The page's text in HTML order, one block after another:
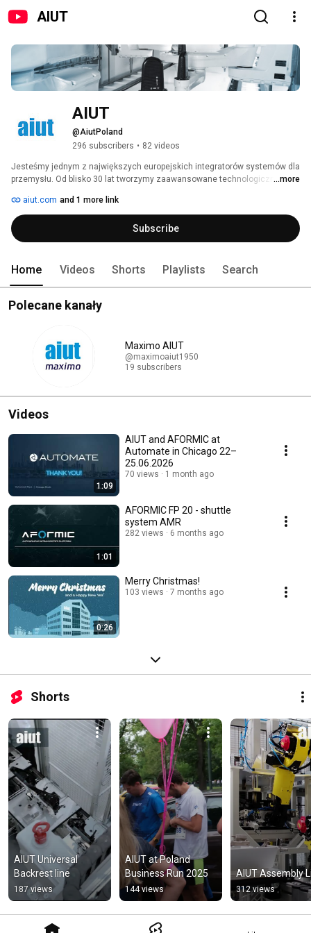
AIUT
AIUT
@AiutPoland
296 subscribers • 82 videos
Jesteśmy jednym z największych europejskich integratorów systemów dla
przemysłu. Od blisko 30 lat tworzymy zaawansowane technologicznie
Nasze inteligentne systemy – zorientowane na doskonalenie i
optymalizację procesów – pracują na sukces firm na całym świecie,
naszych klientów i partnerów.
...more
aiut.com and 1 more link
Subscribe
Home Videos Shorts Playlists Search
Polecane kanały
Maximo AIUT
@maximoaiut1950
19 subscribers
Videos
1:09
AIUT and AFORMIC at
Automate in Chicago 22–
25.06.2026
70 views 1 month ago
1:01
AFORMIC FP 20 - shuttle
system AMR
282 views 6 months ago
0:26
Merry Christmas!
103 views 7 months ago
Shorts
AIUT Universal
Backrest line
187 views
AIUT at Poland
Business Run 2025
144 views
AIUT Assembly
312 views